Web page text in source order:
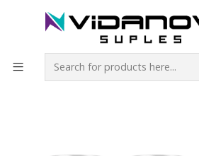
Productos Vidanova® Suples
Ashwagandha Gomitas pack X3 -